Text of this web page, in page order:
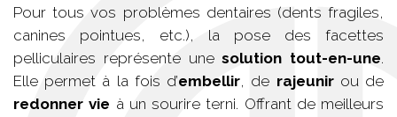
Pour tous vos problèmes dentaires (dents fragiles,
canines pointues, etc.), la pose des facettes
pelliculaires représente unesolution tout-en-une.
Elle permet à la fois d’embellir, de rajeunirou de
redonner vie à un sourire terni. Offrant de meilleurs